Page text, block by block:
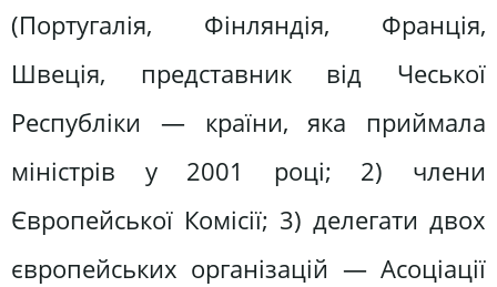
(Португалія, Фінляндія, Франція,
Швеція, представник від Чеської
Республіки — країни, яка приймала
міністрів у 2001 році; 2) члени
Європейської Комісії; 3) делегати двох
європейських організацій — Асоціації